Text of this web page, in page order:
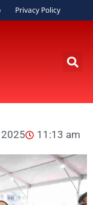
Privacy Policy
11:13 am